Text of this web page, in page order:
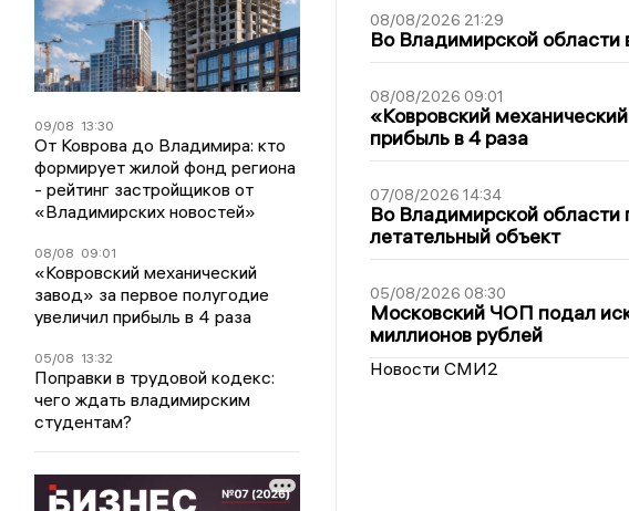
09/08 13:30
От Коврова до Владимира: кто
формирует жилой фонд региона
- рейтинг застройщиков от
«Владимирских новостей»
08/08 09:01
«Ковровский механический
завод» за первое полугодие
увеличил прибыль в 4 раза
05/08 13:32
Поправки в трудовой кодекс:
чего ждать владимирским
студентам?
08/08/2026 21:29
Во Владимирской области
08/08/2026 09:01
«Ковровский
прибыль в 4 раза
07/08/2026 14:34
Во Владимирской области
летательный объект
05/08/2026 08:30
Московский ЧОП подал
миллионов рублей
Новости СМИ2